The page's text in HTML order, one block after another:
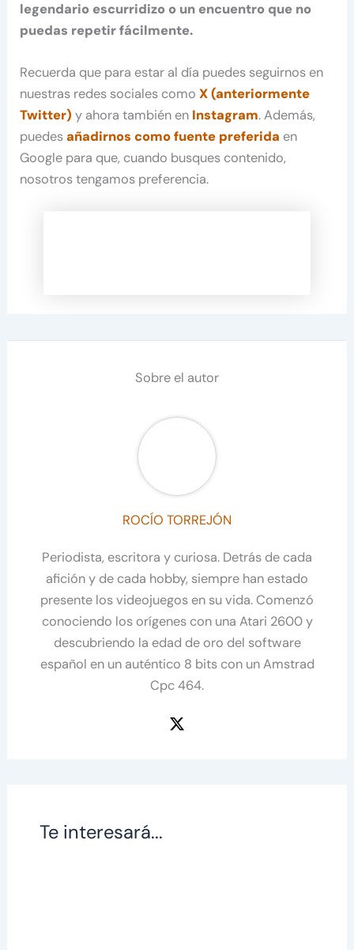
legendario escurridizo o un encuentro que no
puedas repetir fácilmente.
Recuerda que para estar al día puedes seguirnos en
nuestras redes sociales comoX (anteriormente
Twitter) y ahora también en Instagram. Además,
puedesañadirnos como fuente preferida en
Google para que, cuando busques contenido,
nosotros tengamos preferencia.
Sobre el autor
ROCÍO TORREJÓN
Periodista, escritora y curiosa. Detrás de cada
afición y de cada hobby, siempre han estado
presente los videojuegos en su vida. Comenzó
conociendo los orígenes con una Atari 2600 y
descubriendo la edad de oro del software
español en un auténtico 8 bits con un Amstrad
Cpc 464.
Te interesará...